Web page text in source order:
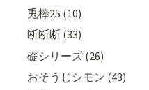
兎棒25 (10)
断断断 (33)
礎シリーズ (26)
おそうじシモン (43)